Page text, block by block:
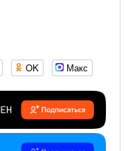
OK Макс